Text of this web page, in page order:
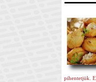
pihentetjük.